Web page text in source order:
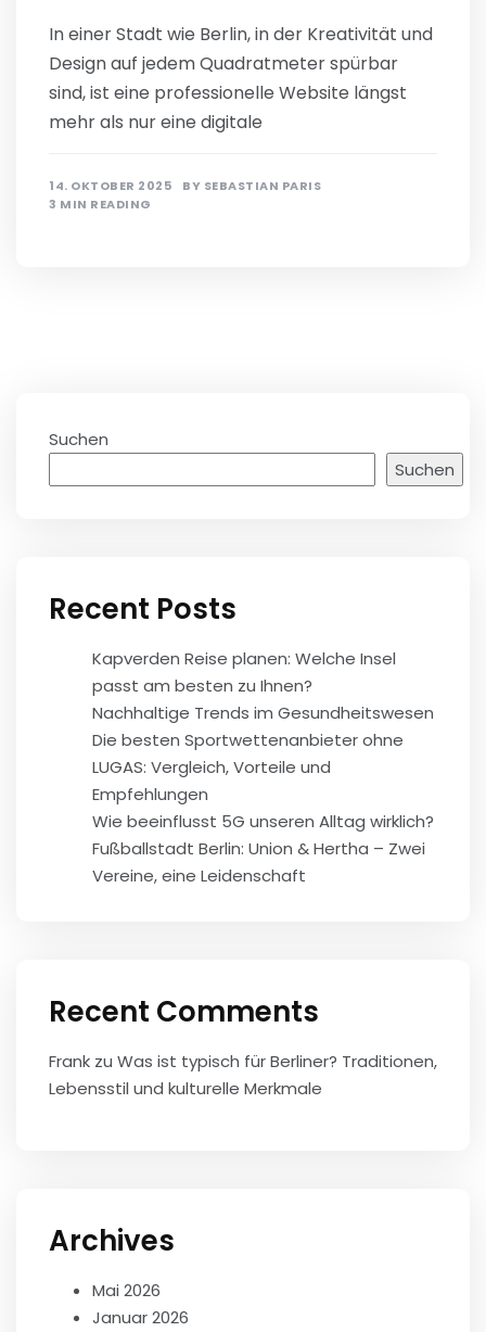
In einer Stadt wie Berlin, in der Kreativität und
Design auf jedem Quadratmeter spürbar
sind, ist eine professionelle Website längst
mehr als nur eine digitale
14. OKTOBER 2025 BY SEBASTIAN PARIS
3 MIN READING
Suchen
Suchen
Recent Posts
Kapverden Reise planen: Welche Insel
passt am besten zu Ihnen?
Nachhaltige Trends im Gesundheitswesen
Die besten Sportwettenanbieter ohne
LUGAS: Vergleich, Vorteile und
Empfehlungen
Wie beeinflusst 5G unseren Alltag wirklich?
Fußballstadt Berlin: Union & Hertha – Zwei
Vereine, eine Leidenschaft
Recent Comments
Frank zu Was ist typisch für Berliner? Traditionen,
Lebensstil und kulturelle Merkmale
Archives
Mai 2026
Januar 2026